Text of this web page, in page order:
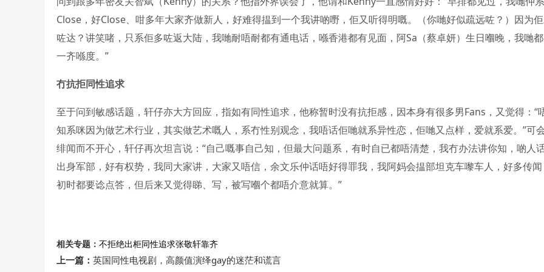
Close，好Close、咁多年大家齐做新人，好难得揾到一个我讲啲嘢，佢又听得明嘅。（你哋好似疏远咗？）因为
咗达？讲笑啫，只系佢多咗返大陆，我哋耐唔耐都有通电话，喺香港都有见面，阿Sa（蔡卓妍）生日嗰晚，我哋
一齐喺度。”
冇抗拒同性追求
至于问到敏感话题，轩仔亦大方回应，指如有同性追求，他称暂时没有抗拒感，因本身有很多男Fans，又觉得：“
知系咪因为做艺术行业，其实做艺术嘅人，系冇性别观念，我唔话佢哋就系异性恋，佢哋又点样，爱就系爱。”可
绯闻而不开心，轩仔再次坦言说：“自己嘅事自己知，但最大问题系，有时自已都唔清楚，我冇办法讲你知，啲人
出身军部，好有权势，我同大家讲，大家又唔信，余文乐仲话唔好得罪我，我阿妈会揾部坦克车嚟车人，好多传闻
初时都要谂点答，但后来又觉得睇、写，被写嗰个都唔介意就算。”
相关专题： 不拒绝出柜同性追求张敬轩靠齐
上一篇： 英国同性电视剧，高颜值演绎gay的迷茫和谎言